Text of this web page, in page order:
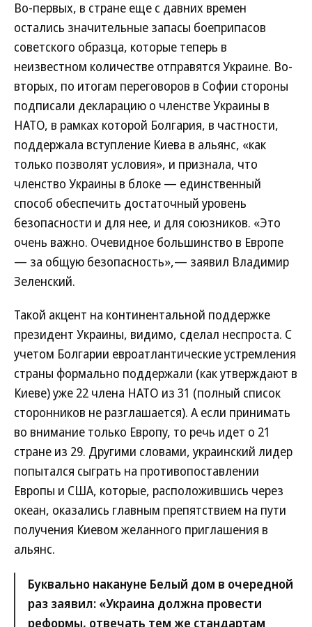
Во-первых, в стране еще с давних времен
остались значительные запасы боеприпасов
советского образца, которые теперь в
неизвестном количестве отправятся Украине. Во-
вторых, по итогам переговоров в Софии стороны
подписали декларацию о членстве Украины в
НАТО, в рамках которой Болгария, в частности,
поддержала вступление Киева в альянс, «как
только позволят условия», и признала, что
членство Украины в блоке — единственный
способ обеспечить достаточный уровень
безопасности и для нее, и для союзников. «Это
очень важно. Очевидное большинство в Европе
— за общую безопасность»,— заявил Владимир
Зеленский.
Такой акцент на континентальной поддержке
президент Украины, видимо, сделал неспроста. С
учетом Болгарии евроатлантические устремления
страны формально поддержали (как утверждают в
Киеве) уже 22 члена НАТО из 31 (полный список
сторонников не разглашается). А если принимать
во внимание только Европу, то речь идет о 21
стране из 29. Другими словами, украинский лидер
попытался сыграть на противопоставлении
Европы и США, которые, расположившись через
океан, оказались главным препятствием на пути
получения Киевом желанного приглашения в
альянс.
Буквально накануне Белый дом в очередной
раз заявил: «Украина должна провести
реформы, отвечать тем же стандартам